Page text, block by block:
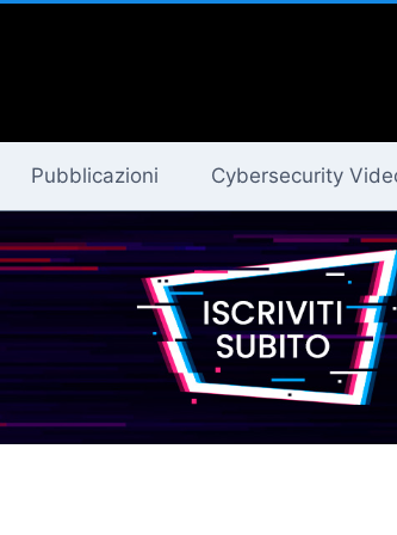
Pubblicazioni Cybersecurity